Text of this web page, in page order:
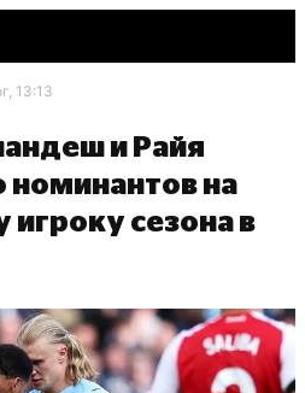
13:13
и Райя
номинантов на
сезона в